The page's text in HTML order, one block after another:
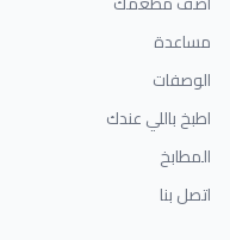
مساعدة
الوصفات
اطبخ باللي عندك
المطابخ
اتصل بنا